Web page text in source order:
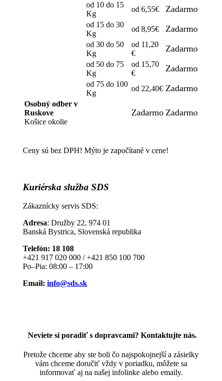
od 10 do 15
Kg
od 6,55€ Zadarmo
od 15 do 30
Kg
od 8,95€ Zadarmo
od 30 do 50
Kg
od 11,20
€
Zadarmo
od 50 do 75
Kg
od 15,70
€
Zadarmo
od 75 do 100
Kg
od 22,40€ Zadarmo
Osobný odber v
Ruskove
Košice okolie
Zadarmo Zadarmo
Ceny sú bez DPH! Mýto je započítané v cene!
Kuriérska služba SDS
Zákaznícky servis SDS:
Adresa: Družby 22, 974 01
Banská Bystrica, Slovenská republika
Telefón: 18 108
+421 917 020 000 / +421 850 100 700
Po–Pia: 08:00 – 17:00
Email: info@sds.sk
Neviete si poradiť s dopravcami? Kontaktujte nás.
Pretože chceme aby ste boli čo najspokojnejší a zásielky
vám chceme doručiť vždy v poriadku, môžete sa
informovať aj na našej infolinke alebo emaily.